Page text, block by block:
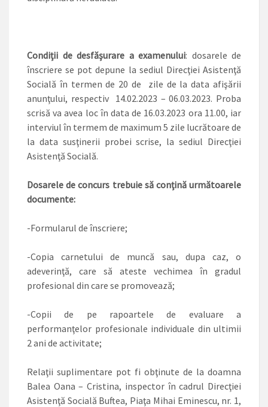
Condiţii de desfăşurare a examenului: dosarele de
înscriere se pot depune la sediul Direcţiei Asistenţă
Socială în termen de 20 de zile de la data afişării
anunţului, respectiv 14.02.2023 – 06.03.2023. Proba
scrisă va avea loc în data de 16.03.2023 ora 11.00, iar
interviul în termem de maximum 5 zile lucrătoare de
la data susţinerii probei scrise, la sediul Direcţiei
Asistenţă Socială.
Dosarele de concurs trebuie să conţină următoarele
documente:
-Formularul de înscriere;
-Copia carnetului de muncă sau, dupa caz, o
adeverinţă, care să ateste vechimea în gradul
profesional din care se promovează;
-Copii de pe rapoartele de evaluare a
performanţelor profesionale individuale din ultimii
2 ani de activitate;
Relaţii suplimentare pot fi obţinute de la doamna
Balea Oana – Cristina, inspector în cadrul Direcţiei
Asistenţă Socială Buftea, Piaţa Mihai Eminescu, nr. 1,